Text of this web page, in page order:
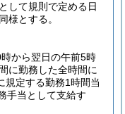
して規則で定める日
様とする。
から翌日の午前5時
に勤務した全時間に
規定する勤務1時間当
手当として支給す